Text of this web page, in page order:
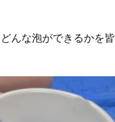
んな泡ができるかを